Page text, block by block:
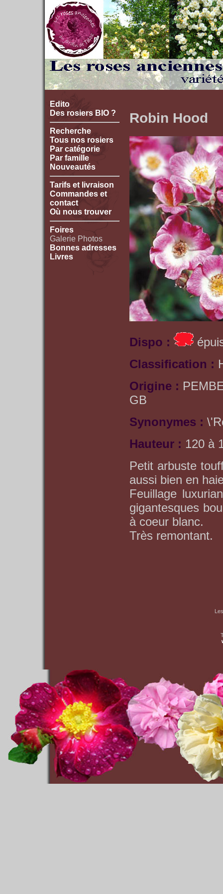
Edito
Des rosiers BIO ?
Recherche
Tous nos rosiers
Par catégorie
Par famille
Nouveautés
Tarifs et livraison
Commandes et
contact
Où nous trouver
Foires
Galerie Photos
Bonnes adresses
Livres
Robin Hood
Dispo :
Classification :
Origine :
GB
Synonymes :
Hauteur : 120 à
Petit arbuste
aussi bien en
Feuillage
gigantesques
à coeur blanc.
Très remontant.